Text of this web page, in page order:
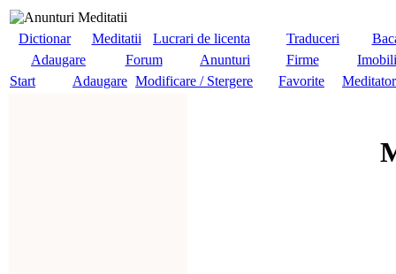
Dictionar Meditatii Lucrari de licenta Traduceri
Adaugare
Forum Anunturi Firme
Start
Adaugare Modificare / Stergere Favorite